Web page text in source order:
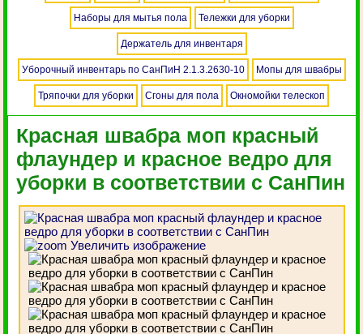
Наборы для мытья пола Тележки для уборки
Держатель для инвентаря
Уборочный инвентарь по СанПиН 2.1.3.2630-10 Мопы для швабры
Тряпочки для уборки Сгоны для пола Окномойки телескоп
Красная швабра моп красный
флаундер и красное ведро для
уборки в соответствии с СанПин
Увеличить изображение